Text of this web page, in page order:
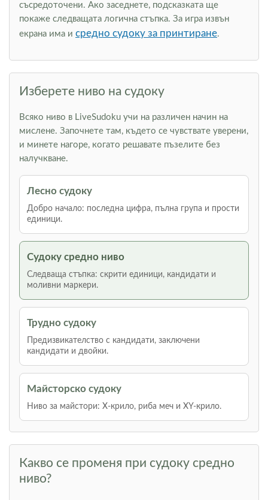
съсредоточени. Ако заседнете, подсказката ще
покаже следващата логична стъпка. За игра извън
екрана има и средно судоку за принтиране.
Изберете ниво на судоку
Всяко ниво в LiveSudoku учи на различен начин на
мислене. Започнете там, където се чувствате уверени,
и минете нагоре, когато решавате пъзелите без
налучкване.
Лесно судоку
Добро начало: последна цифра, пълна група и прости
единици.
Судоку средно ниво
Следваща стъпка: скрити единици, кандидати и
моливни маркери.
Трудно судоку
Предизвикателство с кандидати, заключени
кандидати и двойки.
Майсторско судоку
Ниво за майстори: Х-крило, риба меч и XY-крило.
Какво се променя при судоку средно
ниво?